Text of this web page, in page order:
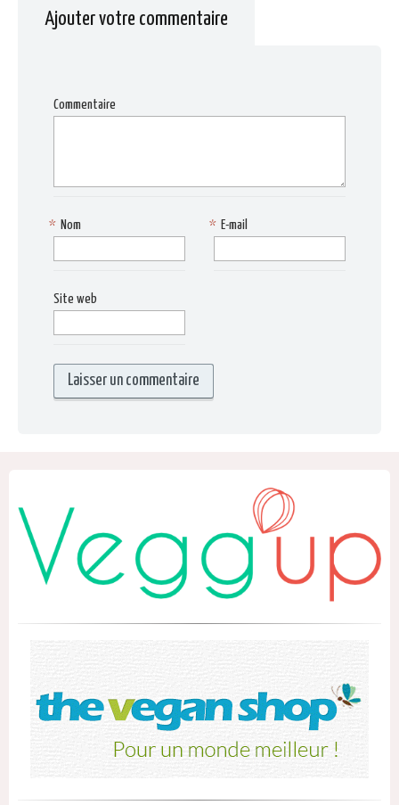
Ajouter votre commentaire
Commentaire
Nom
* E-mail
*
Site web